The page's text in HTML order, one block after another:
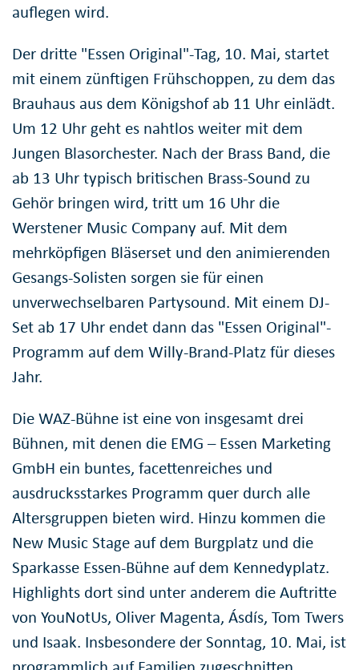
auflegen wird.
Der dritte "Essen Original"-Tag, 10. Mai, startet
mit einem zünftigen Frühschoppen, zu dem das
Brauhaus aus dem Königshof ab 11 Uhr einlädt.
Um 12 Uhr geht es nahtlos weiter mit dem
Jungen Blasorchester. Nach der Brass Band, die
ab 13 Uhr typisch britischen Brass-Sound zu
Gehör bringen wird, tritt um 16 Uhr die
Werstener Music Company auf. Mit dem
mehrköpfigen Bläserset und den animierenden
Gesangs-Solisten sorgen sie für einen
unverwechselbaren Partysound. Mit einem DJ-
Set ab 17 Uhr endet dann das "Essen Original"-
Programm auf dem Willy-Brand-Platz für dieses
Jahr.
Die WAZ-Bühne ist eine von insgesamt drei
Bühnen, mit denen die EMG – Essen Marketing
GmbH ein buntes, facettenreiches und
ausdrucksstarkes Programm quer durch alle
Altersgruppen bieten wird. Hinzu kommen die
New Music Stage auf dem Burgplatz und die
Sparkasse Essen-Bühne auf dem Kennedyplatz.
Highlights dort sind unter anderem die Auftritte
von YouNotUs, Oliver Magenta, Ásdís, Tom Twers
und Isaak. Insbesondere der Sonntag, 10. Mai, ist